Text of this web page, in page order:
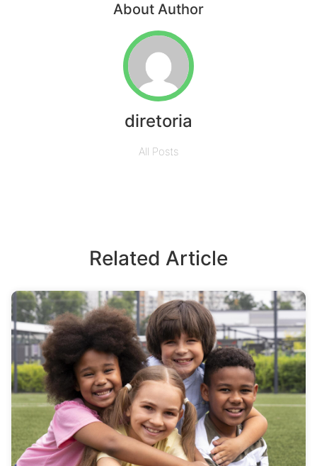
About Author
diretoria
All Posts
Related Article